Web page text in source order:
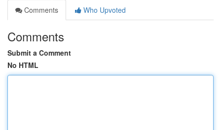
Comments
Who Upvoted
Comments
Submit a Comment
No HTML